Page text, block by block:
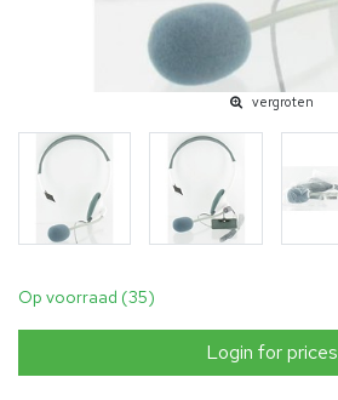
vergroten
Op voorraad (35)
Login for prices